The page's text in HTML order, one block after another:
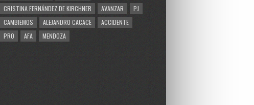
CRISTINA FERNÁNDEZ DE KIRCHNER
AVANZAR
PJ
CAMBIEMOS
ALEJANDRO CACACE
ACCIDENTE
PRO
AFA MENDOZA